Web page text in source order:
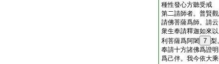
種性發心方聽受戒
第二請師者。普賢
請佛菩薩爲師。請
衆生奉請釋迦如來
利菩薩爲阿闍 7 梨
奉請十方諸佛爲證
爲己伴。我今依大